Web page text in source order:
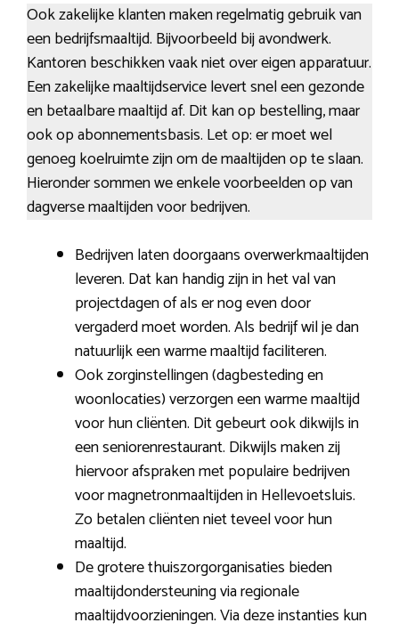
Ook zakelijke klanten maken regelmatig gebruik van
een bedrijfsmaaltijd. Bijvoorbeeld bij avondwerk.
Kantoren beschikken vaak niet over eigen apparatuur.
Een zakelijke maaltijdservice levert snel een gezonde
en betaalbare maaltijd af. Dit kan op bestelling, maar
ook op abonnementsbasis. Let op: er moet wel
genoeg koelruimte zijn om de maaltijden op te slaan.
Hieronder sommen we enkele voorbeelden op van
dagverse maaltijden voor bedrijven.
Bedrijven laten doorgaans overwerkmaaltijden
leveren. Dat kan handig zijn in het val van
projectdagen of als er nog even door
vergaderd moet worden. Als bedrijf wil je dan
natuurlijk een warme maaltijd faciliteren.
Ook zorginstellingen (dagbesteding en
woonlocaties) verzorgen een warme maaltijd
voor hun cliënten. Dit gebeurt ook dikwijls in
een seniorenrestaurant. Dikwijls maken zij
hiervoor afspraken met populaire bedrijven
voor magnetronmaaltijden in Hellevoetsluis.
Zo betalen cliënten niet teveel voor hun
maaltijd.
De grotere thuiszorgorganisaties bieden
maaltijdondersteuning via regionale
maaltijdvoorzieningen. Via deze instanties kun